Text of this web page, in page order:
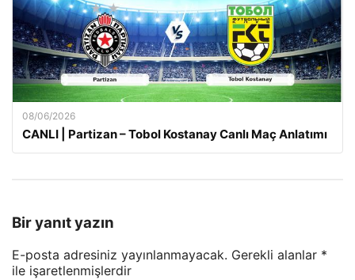
08/06/2026
CANLI | Partizan – Tobol Kostanay Canlı Maç Anlatımı
Bir yanıt yazın
E-posta adresiniz yayınlanmayacak. Gerekli alanlar *
ile işaretlenmişlerdir